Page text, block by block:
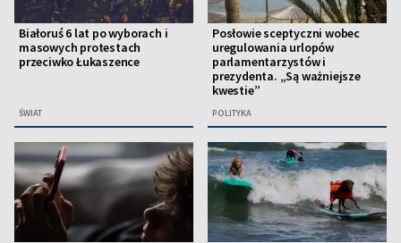
Białoruś 6 lat po wyborach i
masowych protestach
przeciwko Łukaszence
ŚWIAT
Posłowie sceptyczni wobec
uregulowania urlopów
parlamentarzystów i
prezydenta. „Są ważniejsze
kwestie”
POLITYKA